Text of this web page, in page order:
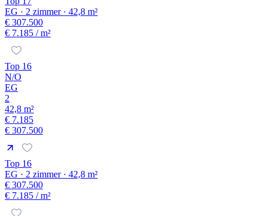
EG · 2 zimmer · 42,8 m²
€ 307.500
€ 7.185 / m²
Top 16
N/O
EG
2
42,8 m²
€ 7.185
€ 307.500
Top 16
EG · 2 zimmer · 42,8 m²
€ 307.500
€ 7.185 / m²